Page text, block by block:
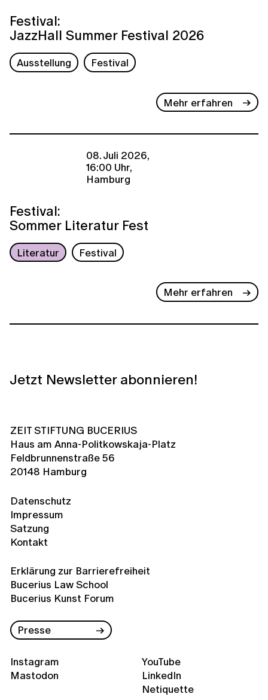
Festival:
JazzHall Summer Festival 2026
Ausstellung Festival
Mehr erfahren
08. Juli 2026,
16:00 Uhr,
Hamburg
Festival:
Sommer Literatur Fest
Literatur Festival
Mehr erfahren
Jetzt Newsletter abonnieren!
ZEIT STIFTUNG BUCERIUS
Haus am Anna-Politkowskaja-Platz
Feldbrunnenstraße 56
20148 Hamburg
Datenschutz
Impressum
Satzung
Kontakt
Erklärung zur Barrierefreiheit
Bucerius Law School
Bucerius Kunst Forum
Presse
Instagram
Mastodon
YouTube
LinkedIn
Netiquette